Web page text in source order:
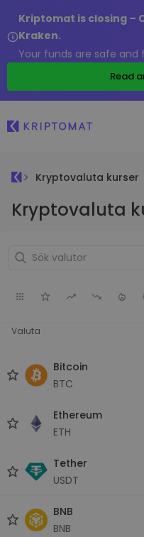
Kriptomat is closing –
Kraken.
Your funds are safe and
Read
Kryptovaluta kurser
Kryptovaluta
Valuta
Bitcoin
BTC
Ethereum
ETH
Tether
USDT
BNB
BNB